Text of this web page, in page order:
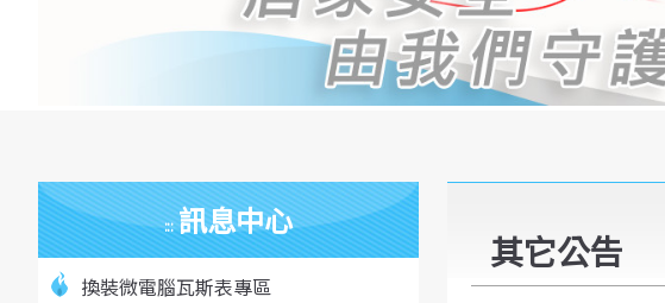
:::訊息中心
換裝微電腦瓦斯表專區
其它公告